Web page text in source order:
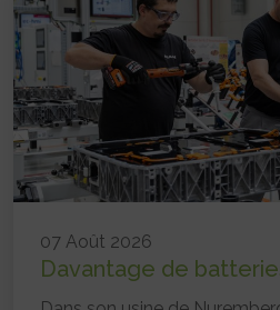
07 Août 2026
Davantage de